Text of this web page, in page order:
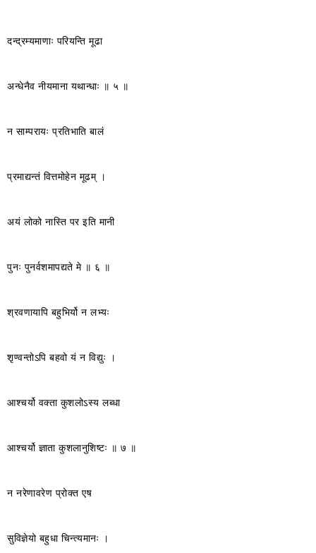
दन्द्रम्यमाणाः परियन्ति मूढा
अन्धेनैव नीयमाना यथान्धाः ॥ ५ ॥
न साम्परायः प्रतिभाति बालं
प्रमाद्यन्तं वित्तमोहेन मूढम् ।
अयं लोको नास्ति पर इति मानी
पुनः पुनर्वशमापद्यते मे ॥ ६ ॥
श्रवणायापि बहुभिर्यो न लभ्यः
शृण्वन्तोऽपि बहवो यं न विद्युः ।
आश्चर्यो वक्ता कुशलोऽस्य लब्धा
आश्चर्यो ज्ञाता कुशलानुशिष्टः ॥ ७ ॥
न नरेणावरेण प्रोक्त एष
सुविज्ञेयो बहुधा चिन्त्यमानः ।